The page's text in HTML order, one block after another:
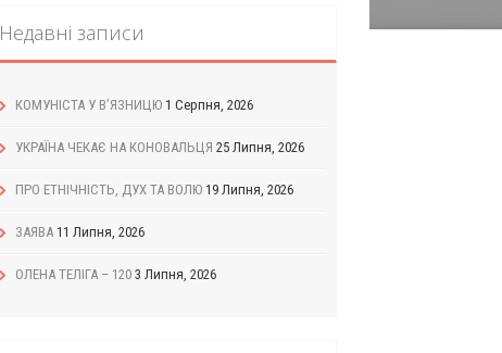
Недавні записи
КОМУНІСТА У В’ЯЗНИЦЮ 1 Серпня, 2026
УКРАЇНА ЧЕКАЄ НА КОНОВАЛЬЦЯ 25 Липня, 2026
ПРО ЕТНІЧНІСТЬ, ДУХ ТА ВОЛЮ 19 Липня, 2026
ЗАЯВА 11 Липня, 2026
ОЛЕНА ТЕЛІГА – 120 3 Липня, 2026